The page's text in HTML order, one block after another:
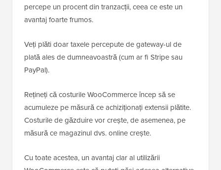
percepe un procent din tranzacții, ceea ce este un
avantaj foarte frumos.
Veți plăti doar taxele percepute de gateway-ul de
plată ales de dumneavoastră (cum ar fi Stripe sau
PayPal).
Rețineți că costurile WooCommerce încep să se
acumuleze pe măsură ce achiziționați extensii plătite.
Costurile de găzduire vor crește, de asemenea, pe
măsură ce magazinul dvs. online crește.
Cu toate acestea, un avantaj clar al utilizării